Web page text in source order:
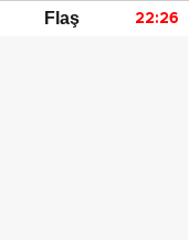
Flaş 22:26